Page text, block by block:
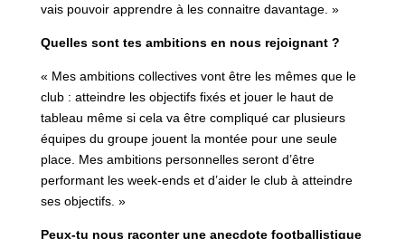
vais pouvoir apprendre à les connaitre davantage. »
Quelles sont tes ambitions en nous rejoignant ?
« Mes ambitions collectives vont être les mêmes que le
club : atteindre les objectifs fixés et jouer le haut de
tableau même si cela va être compliqué car plusieurs
équipes du groupe jouent la montée pour une seule
place. Mes ambitions personnelles seront d’être
performant les week-ends et d’aider le club à atteindre
ses objectifs. »
Peux-tu nous raconter une anecdote footballistique